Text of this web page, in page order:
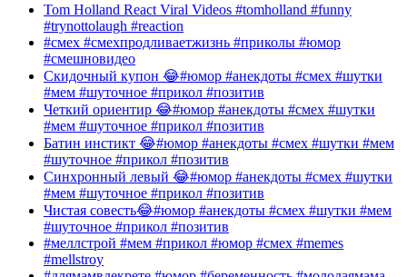
Tom Holland React Viral Videos #tomholland #funny
#trynottolaugh #reaction
#смех #смехпродливаетжизнь #приколы #юмор
#смешновидео
Скидочный купон 😂#юмор #анекдоты #смех #шутки
#мем #шуточное #прикол #позитив
Четкий ориентир 😂#юмор #анекдоты #смех #шутки
#мем #шуточное #прикол #позитив
Батин инстикт 😂#юмор #анекдоты #смех #шутки #мем
#шуточное #прикол #позитив
Синхронный левый 😂#юмор #анекдоты #смех #шутки
#мем #шуточное #прикол #позитив
Чистая совесть😂#юмор #анекдоты #смех #шутки #мем
#шуточное #прикол #позитив
#меллстрой #мем #прикол #юмор #смех #memes
#mellstroy